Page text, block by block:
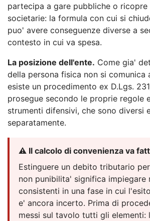
partecipa a gare pubbliche o ricopre
societarie: la formula con cui si
puo' avere conseguenze diverse a
contesto in cui va spesa.
La posizione dell'ente. Come gia'
della persona fisica non si comunica
esiste un procedimento ex D.Lgs.
prosegue secondo le proprie regole
strumenti difensivi, che sono diversi
separatamente.
⚠️ Il calcolo di convenienza va
Estinguere un debito tributario
non punibilita' significa impiegare
consistenti in una fase in cui
e' ancora incerto. Prima di
messi sul tavolo tutti gli elementi: